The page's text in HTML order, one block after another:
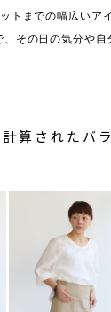
トまでの幅広いア
、その日の気分や
計算されたバ